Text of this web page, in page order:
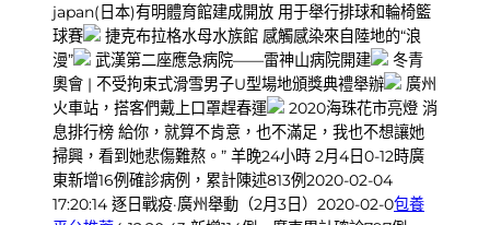
japan(日本)有明體育館建成開放 用于舉行排球和輪椅籃
球賽
捷克布拉格水母水族館 感觸感染來自陸地的“浪
漫”
武漢第二座應急病院——雷神山病院開建
冬青
奧會 | 不受拘束式滑雪男子U型場地頒獎典禮舉辦
廣州
火車站，搭客們戴上口罩趕春運
2020海珠花市亮燈 消
息排行榜 給你，就算不肯意，也不滿足，我也不想讓她
掃興，看到她悲傷難熬。” 羊晚24小時 2月4日0-12時廣
東新增16例確診病例，累計陳述813例2020-02-04
17:20:14 逐日戰疫·廣州舉動（2月3日）2020-02-0包養